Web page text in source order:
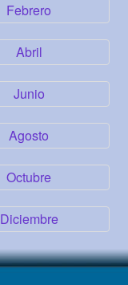
Febrero
Abril
Junio
Agosto
Octubre
Diciembre